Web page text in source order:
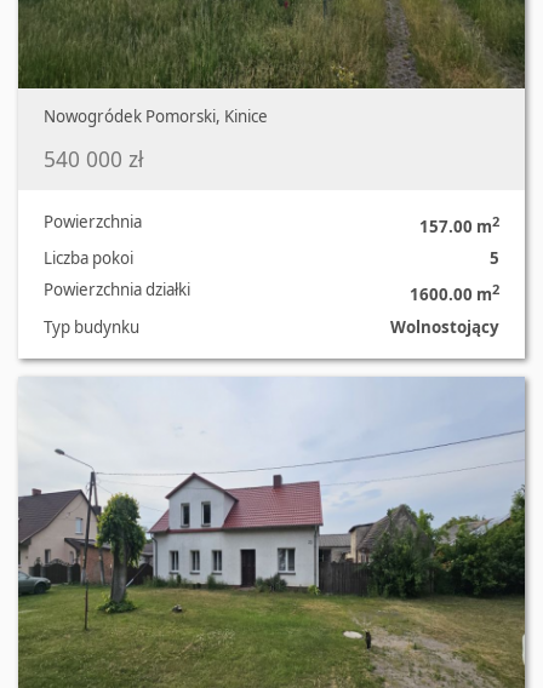
Nowogródek Pomorski, Kinice
540 000 zł
Powierzchnia 157.00 m2
Liczba pokoi
5
Powierzchnia działki
1600.00 m2
Typ budynku
Wolnostojący